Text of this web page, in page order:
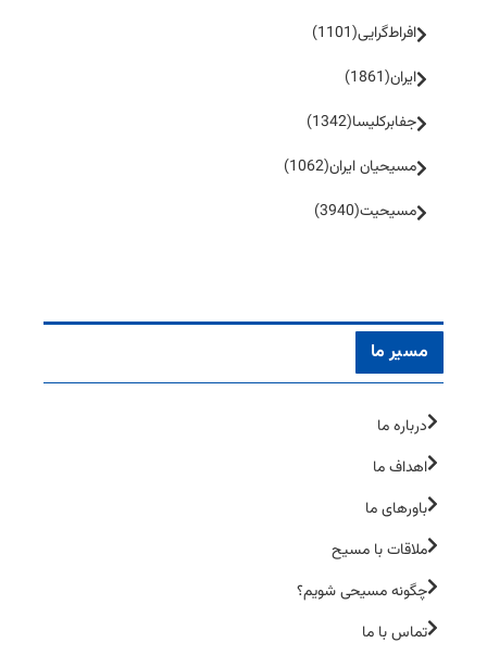
افراط‌گرایی(1101)
ایران(1861)
جفا‌بر‌کلیسا(1342)
مسیحیان ایران(1062)
مسیحیت(3940)
مسیر ما
درباره ما
اهداف ما
باورهای ما
ملاقات با مسیح
چگونه مسیحی شویم؟
تماس با ما